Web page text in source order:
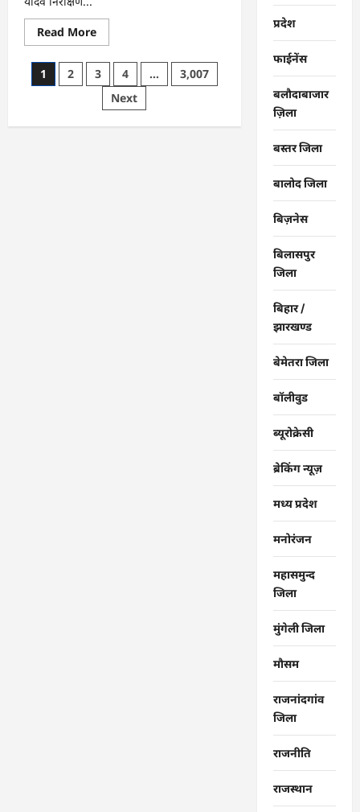
Read MoreRead
more
राजनांदगांव
:
महापौर
फिल्टर
Posts
1 2 3 4 …
3,007
Next
प्रदेश
फाईनेंस
बलौदाबाजार
ज़िला
बस्तर जिला
बालोद जिला
बिज़नेस
बिलासपुर
जिला
बिहार /
झारखण्ड
बेमेतरा जिला
बॉलीवुड
ब्यूरोक्रेसी
ब्रेकिंग न्यूज़
मध्य प्रदेश
मनोरंजन
महासमुन्द
जिला
मुंगेली जिला
मौसम
राजनांदगांव
जिला
राजनीति
राजस्थान